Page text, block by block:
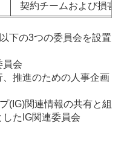
契約チームおよび損害
下の3つの委員会を設置
員会
推進のための人事企画
(IG)関連情報の共有と組
した IG関連委員会